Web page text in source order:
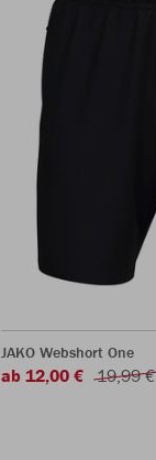
JAKO Webshort One
ab 12,00 € 19,99 €